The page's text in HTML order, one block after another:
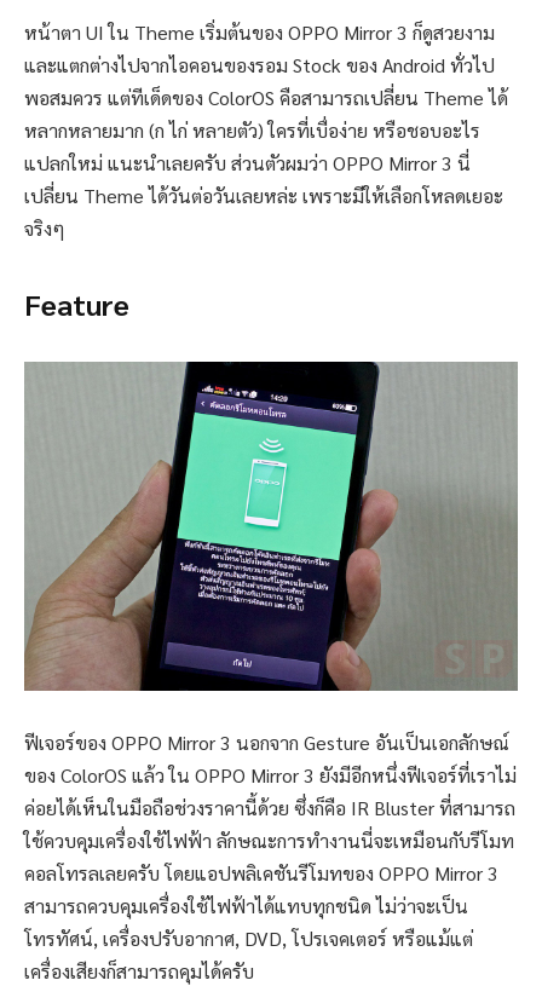
หน้าตา UI ใน Theme เริ่มต้นของ OPPO Mirror 3 ก็ดูสวยงาม
และแตกต่างไปจากไอคอนของรอม Stock ของ Android ทั่วไป
พอสมควร แต่ทีเด็ดของ ColorOS คือสามารถเปลี่ยน Theme ได้
หลากหลายมาก (ก ไก่ หลายตัว) ใครที่เบื่อง่าย หรือชอบอะไร
แปลกใหม่ แนะนำเลยครับ ส่วนตัวผมว่า OPPO Mirror 3 นี่
เปลี่ยน Theme ได้วันต่อวันเลยหล่ะ เพราะมีให้เลือกโหลดเยอะ
จริงๆ
Feature
ฟีเจอร์ของ OPPO Mirror 3 นอกจาก Gesture อันเป็นเอกลักษณ์
ของ ColorOS แล้ว ใน OPPO Mirror 3 ยังมีอีกหนึ่งฟีเจอร์ที่เราไม่
ค่อยได้เห็นในมือถือช่วงราคานี้ด้วย ซึ่งก็คือ IR Bluster ที่สามารถ
ใช้ควบคุมเครื่องใช้ไฟฟ้า ลักษณะการทำงานนี่จะเหมือนกับรีโมท
คอลโทรลเลยครับ โดยแอปพลิเคชันรีโมทของ OPPO Mirror 3
สามารถควบคุมเครื่องใช้ไฟฟ้าได้แทบทุกชนิด ไม่ว่าจะเป็น
โทรทัศน์, เครื่องปรับอากาศ, DVD, โปรเจคเตอร์ หรือแม้แต่
เครื่องเสียงก็สามารถคุมได้ครับ